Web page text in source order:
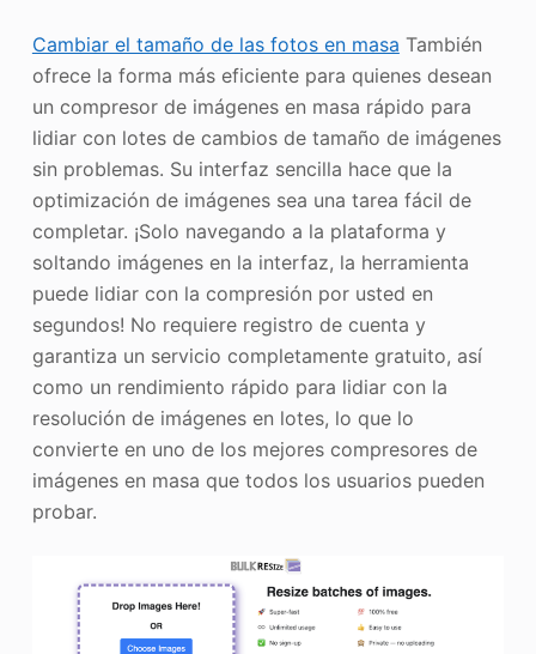
Cambiar el tamaño de las fotos en masa También
ofrece la forma más eficiente para quienes desean
un compresor de imágenes en masa rápido para
lidiar con lotes de cambios de tamaño de imágenes
sin problemas. Su interfaz sencilla hace que la
optimización de imágenes sea una tarea fácil de
completar. ¡Solo navegando a la plataforma y
soltando imágenes en la interfaz, la herramienta
puede lidiar con la compresión por usted en
segundos! No requiere registro de cuenta y
garantiza un servicio completamente gratuito, así
como un rendimiento rápido para lidiar con la
resolución de imágenes en lotes, lo que lo
convierte en uno de los mejores compresores de
imágenes en masa que todos los usuarios pueden
probar.